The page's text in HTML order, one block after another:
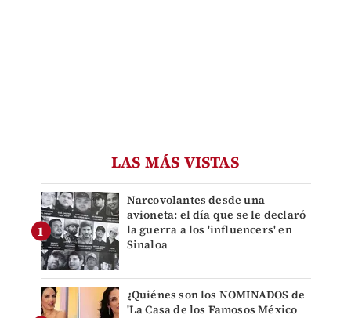
LAS MÁS VISTAS
Narcovolantes desde una
avioneta: el día que se le declaró
la guerra a los 'influencers' en
Sinaloa
¿Quiénes son los NOMINADOS de
'La Casa de los Famosos México